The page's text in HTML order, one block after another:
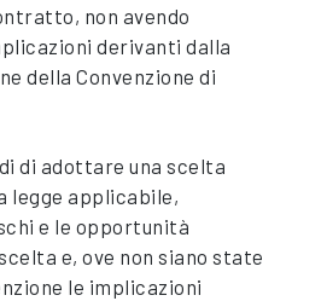
non avendo
derivanti dalla
della Convenzione di
di adottare una scelta
legge applicabile,
e le opportunità
e, ove non siano state
le implicazioni